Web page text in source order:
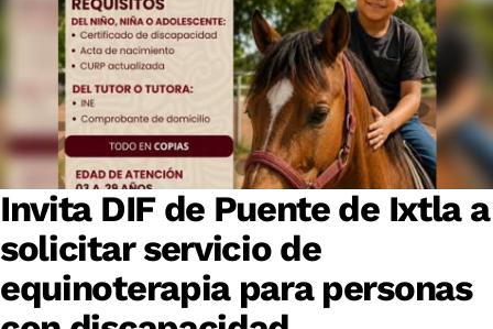
Invita DIF de Puente de Ixtla a
solicitar servicio de
equinoterapia para personas